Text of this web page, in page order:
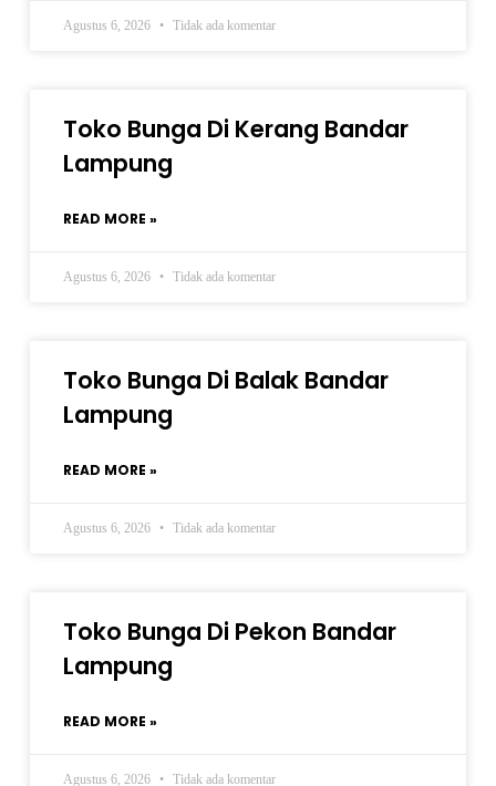
Agustus 6, 2026 Tidak ada komentar
Toko Bunga Di Kerang Bandar
Lampung
READ MORE »
Agustus 6, 2026 Tidak ada komentar
Toko Bunga Di Balak Bandar
Lampung
READ MORE »
Agustus 6, 2026 Tidak ada komentar
Toko Bunga Di Pekon Bandar
Lampung
READ MORE »
Agustus 6, 2026 Tidak ada komentar